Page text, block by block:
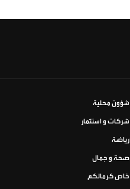
شؤون محلية
شركات و استثمار
رياضة
صحة و جمال
خاص كرمالكم